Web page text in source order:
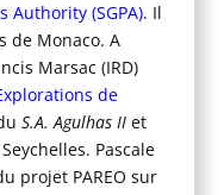
Authority (SGPA). Il
de Monaco. A
Marsac (IRD)
de
S.A. Agulhas II et
Pascale
projet PAREO sur